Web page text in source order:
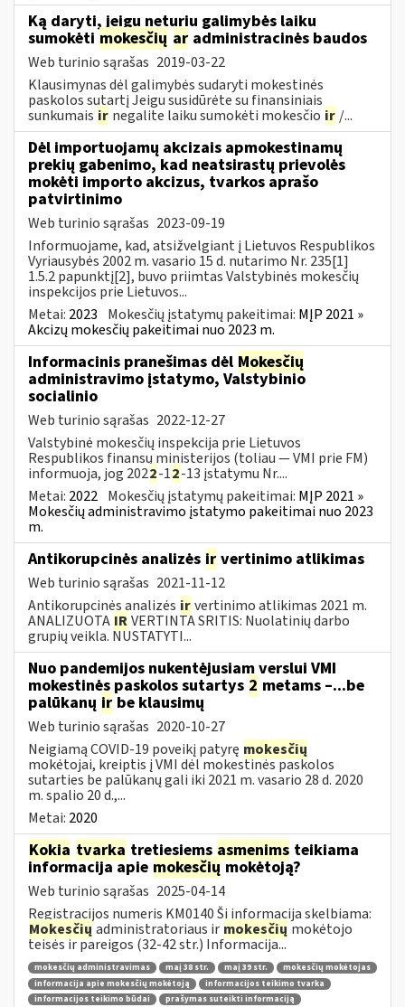
Ką daryti, jeigu neturiu galimybės laiku
sumokėti mokesčių ar administracinės baudos
Web turinio sąrašas 2019-03-22
Klausimynas dėl galimybės sudaryti mokestinės
paskolos sutartį Jeigu susidūrėte su finansiniais
sunkumais ir negalite laiku sumokėti mokesčio ir /...
Dėl importuojamų akcizais apmokestinamų
prekių gabenimo, kad neatsirastų prievolės
mokėti importo akcizus, tvarkos aprašo
patvirtinimo
Web turinio sąrašas 2023-09-19
Informuojame, kad, atsižvelgiant į Lietuvos Respublikos
Vyriausybės 2002 m. vasario 15 d. nutarimo Nr. 235[1]
1.5.2 papunktį[2], buvo priimtas Valstybinės mokesčių
inspekcijos prie Lietuvos...
Metai: 2023 Mokesčių įstatymų pakeitimai: MĮP 2021 »
Akcizų mokesčių pakeitimai nuo 2023 m.
Informacinis pranešimas dėl Mokesčių
administravimo įstatymo, Valstybinio
socialinio
Web turinio sąrašas 2022-12-27
Valstybinė mokesčių inspekcija prie Lietuvos
Respublikos finansų ministerijos (toliau — VMI prie FM)
informuoja, jog 2022-12-13 įstatymu Nr....
Metai: 2022 Mokesčių įstatymų pakeitimai: MĮP 2021 »
Mokesčių administravimo įstatymo pakeitimai nuo 2023
m.
Antikorupcinės analizės ir vertinimo atlikimas
Web turinio sąrašas 2021-11-12
Antikorupcinės analizės irvertinimo atlikimas 2021 m.
ANALIZUOTA IRVERTINTA SRITIS: Nuolatinių darbo
grupių veikla. NUSTATYTI...
Nuo pandemijos nukentėjusiam verslui VMI
mokestinės paskolos sutartys 2 metams –...be
palūkanų ir be klausimų
Web turinio sąrašas 2020-10-27
Neigiamą COVID-19 poveikį patyrę mokesčių
mokėtojai, kreiptis į VMI dėl mokestinės paskolos
sutarties be palūkanų gali iki 2021 m. vasario 28 d. 2020
m. spalio 20 d.,...
Metai: 2020
Kokia tvarka tretiesiems asmenims teikiama
informacija apie mokesčiųmokėtoją?
Web turinio sąrašas 2025-04-14
Registracijos numeris KM0140 Ši informacija skelbiama:
Mokesčių administratoriaus ir mokesčių mokėtojo
teisės ir pareigos (32-42 str.) Informacija...
mokesčių administravimas maį 38 str. maį 39 str.
mokesčių mokėtojas
informacija apie mokesčių mokėtoją
informacijos teikimo tvarka
informacijos teikimo būdai
prašymas suteikti informaciją